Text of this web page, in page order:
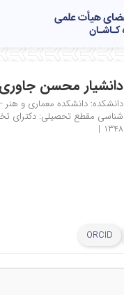
دانشیار محسن جاوری
دانشکده: دانشکده معماری و هنر
شناسی مقطع تحصیلی: دکترای
۱۳۴۸ |
ORCID